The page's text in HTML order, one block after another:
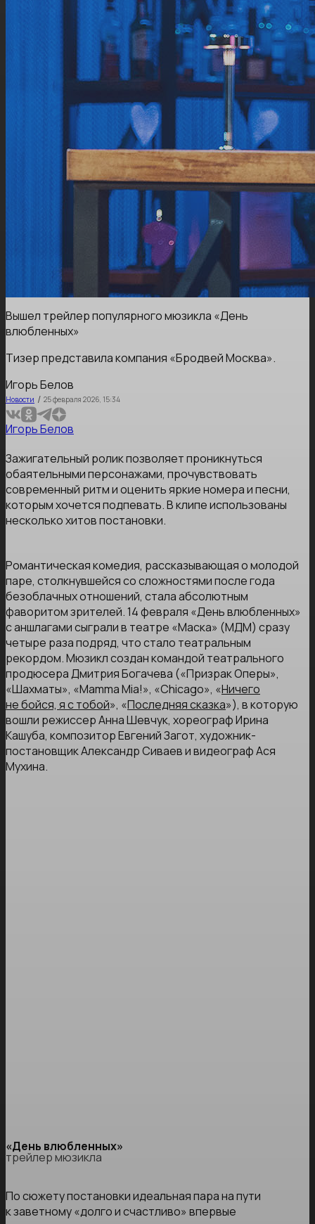
Вышел трейлер популярного мюзикла «День
влюбленных»
Тизер представила компания «Бродвей Москва».
Игорь Белов
Новости / 25 февраля 2026, 15:34
Игорь Белов
Зажигательный ролик позволяет проникнуться
обаятельными персонажами, прочувствовать
современный ритм и оценить яркие номера и песни,
которым хочется подпевать. В клипе использованы
несколько хитов постановки.
Романтическая комедия, рассказывающая о молодой
паре, столкнувшейся со сложностями после года
безоблачных отношений, стала абсолютным
фаворитом зрителей. 14 февраля «День влюбленных»
с аншлагами сыграли в театре «Маска» (МДМ) сразу
четыре раза подряд, что стало театральным
рекордом. Мюзикл создан командой театрального
продюсера Дмитрия Богачева («Призрак Оперы»,
«Шахматы», «Mamma Mia!», «Chicago», «Ничего
не бойся, я с тобой», «Последняя сказка»), в которую
вошли режиссер Анна Шевчук, хореограф Ирина
Кашуба, композитор Евгений Загот, художник-
постановщик Александр Сиваев и видеограф Ася
Мухина.
«День влюбленных»
трейлер мюзикла
По сюжету постановки идеальная пара на пути
к заветному «долго и счастливо» впервые